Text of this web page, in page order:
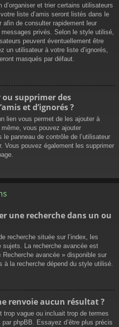
et trier certains utilisateurs
liste d’amis seront listés dans le
afin de consulter rapidement leur
privés. Selon le style utilisé,
peuvent éventuellement être
un utilisateur à votre liste d’ignorés,
masqués par défaut.
supprimer des
et d’ignorés ?
lien vous permet de les ajouter à
même, vous pouvez ajouter
panneau de contrôle de l’utilisateur
Vous pouvez également les supprimer
une recherche dans un ou
recherche située sur l’index, les
sujets. La recherche avancée est
avancée » disponible sur
à la recherche dépend du style utilisé.
renvoie aucun résultat ?
trop vague ou incluait trop de termes
phpBB. Essayez d’être plus précis